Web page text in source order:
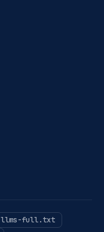
llms-full.txt